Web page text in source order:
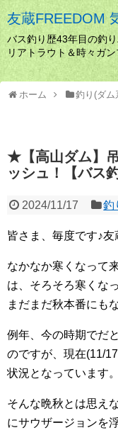
友蔵FREEDOM
バス釣り歴43年目の釣
リアトラウト＆時々ガ
ホーム 釣り(ダム
★【高山ダム】
ッシュ！【バス
2024/11/17 釣
皆さま、毎度です♪友
なかなか寒くなって
は、そろそろ寒くな
まだまだ秋本番にも
例年、今の時期でだ
のですが、現在(11/
状況となっています。
そんな晩秋とは思え
にサウザージョンを